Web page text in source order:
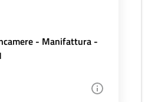
- Manifattura -